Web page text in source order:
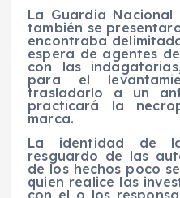
La Guardia
también se
encontraba
espera de agentes
con las
para el
trasladarlo a un
practicará la
marca.
La identidad de
resguardo de las
de los hechos poco
quien realice las